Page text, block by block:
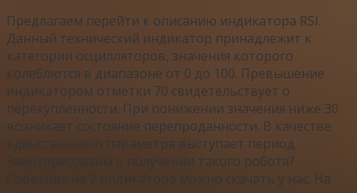
Предлагаем перейти к описанию индикатора RSI.
Данный технический индикатор принадлежит к
категории осцилляторов, значения которого
колеблются в диапазоне от 0 до 100. Превышение
индикатором отметки 70 свидетельствует о
перекупленности. При понижении значения ниже 30
возникает состояние перепроданности. В качестве
единственного параметра выступает период.
Заинтересованы в получении такого робота?
Советник на 2 индикатора можно скачать у нас. На